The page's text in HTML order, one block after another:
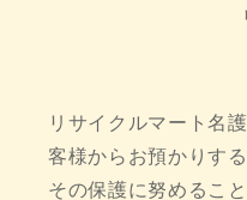
リサイクルマート名
客様からお預かりす
その保護に努めるこ